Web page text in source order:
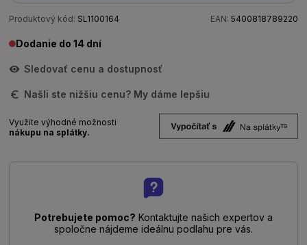
Produktový kód: SL1100164 EAN: 5400818789220
Dodanie do 14 dní
Sledovať cenu a dostupnosť
Našli ste nižšiu cenu? My dáme lepšiu
Využite výhodné možnosti
nákupu na splátky.
Potrebujete pomoc? Kontaktujte našich expertov a
spoločne nájdeme ideálnu podlahu pre vás.